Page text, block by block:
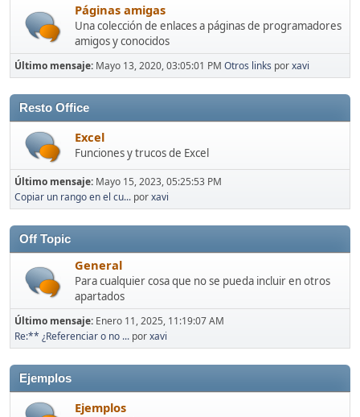
Páginas amigas
Una colección de enlaces a páginas de programadores
amigos y conocidos
Último mensaje: Mayo 13, 2020, 03:05:01 PM Otros links porxavi
Resto Office
Excel
Funciones y trucos de Excel
Último mensaje: Mayo 15, 2023, 05:25:53 PM
Copiar un rango en el cu... porxavi
Off Topic
General
Para cualquier cosa que no se pueda incluir en otros
apartados
Último mensaje: Enero 11, 2025, 11:19:07 AM
Re:** ¿Referenciar o no ... porxavi
Ejemplos
Ejemplos